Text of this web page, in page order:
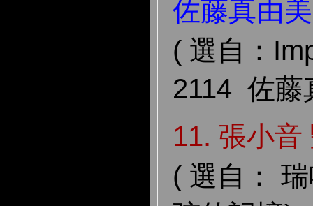
佐藤真由
( 選自：
2114 佐藤
11. 張小音
( 選自：